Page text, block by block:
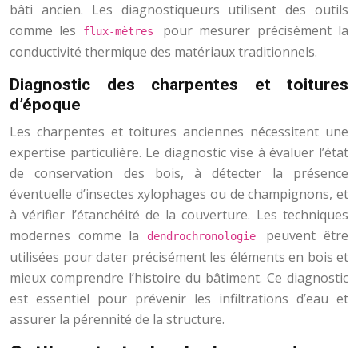
bâti ancien. Les diagnostiqueurs utilisent des outils
comme les
flux-mètres pour mesurer précisément la
conductivité thermique des matériaux traditionnels.
Diagnostic des charpentes et toitures
d’époque
Les charpentes et toitures anciennes nécessitent une
expertise particulière. Le diagnostic vise à évaluer l’état
de conservation des bois, à détecter la présence
éventuelle d’insectes xylophages ou de champignons, et
à vérifier l’étanchéité de la couverture. Les techniques
modernes comme la
dendrochronologie peuvent être
utilisées pour dater précisément les éléments en bois et
mieux comprendre l’histoire du bâtiment. Ce diagnostic
est essentiel pour prévenir les infiltrations d’eau et
assurer la pérennité de la structure.